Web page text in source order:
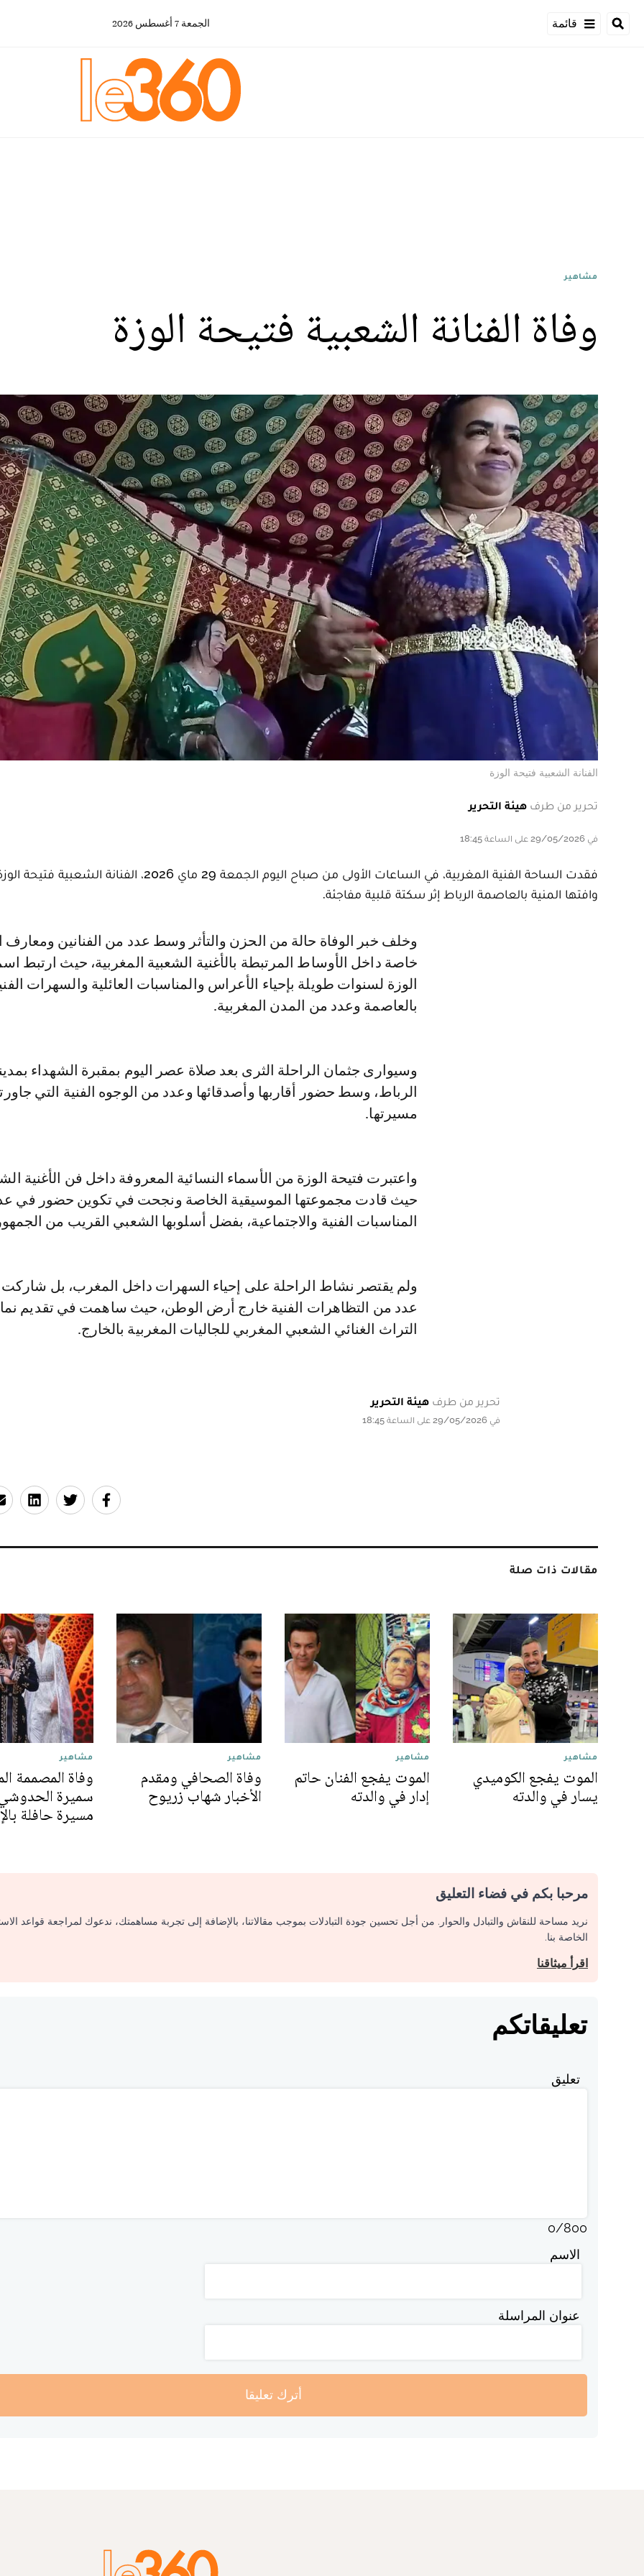
قائمة الجمعة 7 أغسطس 2026
مشاهير
وفاة الفنانة الشعبية فتيحة الوزة
الفنانة الشعبية فتيحة الوزة
تحرير من طرف هيئة التحرير
في 29/05/2026 على الساعة 18:45
فقدت الساحة الفنية المغربية، في الساعات الأولى من صباح اليوم الجمعة 29 ماي 2026، الفنانة
وافتها المنية بالعاصمة الرباط إثر سكتة قلبية مفاجئة.
وخلف خبر الوفاة حالة من الحزن والتأثر وسط عدد من الفنانين ومعارف الراحلة،
خاصة داخل الأوساط المرتبطة بالأغنية الشعبية المغربية، حيث ارتبط
الوزة لسنوات طويلة بإحياء الأعراس والمناسبات العائلية والسهرات
بالعاصمة وعدد من المدن المغربية.
وسيوارى جثمان الراحلة الثرى بعد صلاة عصر اليوم بمقبرة الشهداء
الرباط، وسط حضور أقاربها وأصدقائها وعدد من الوجوه الفنية التي
مسيرتها.
واعتبرت فتيحة الوزة من الأسماء النسائية المعروفة داخل فن الأغنية
حيث قادت مجموعتها الموسيقية الخاصة ونجحت في تكوين حضور في
المناسبات الفنية والاجتماعية، بفضل أسلوبها الشعبي القريب من
ولم يقتصر نشاط الراحلة على إحياء السهرات داخل المغرب، بل
عدد من التظاهرات الفنية خارج أرض الوطن، حيث ساهمت في تقديم
التراث الغنائي الشعبي المغربي للجاليات المغربية بالخارج.
تحرير من طرف هيئة التحرير
في 29/05/2026 على الساعة 18:45
مقالات ذات صلة
مشاهير
الموت يفجع الكوميدي
يسار في والدته
مشاهير
الموت يفجع الفنان حاتم
إدار في والدته
مشاهير
وفاة الصحافي ومقدم
الأخبار شهاب زريوح
مشاهير
وفاة المصممة
سميرة
مسيرة حافلة
مرحبا بكم في فضاء التعليق
نريد مساحة للنقاش والتبادل والحوار. من أجل تحسين جودة التبادلات بموجب مقالاتنا، بالإضافة إلى تجربة مساهمتك، ندعوك لمراجعة قواعد
الخاصة بنا.
اقرأ ميثاقنا
تعليقاتكم
تعليق
0/800
الاسم
عنوان المراسلة
أترك تعليقا